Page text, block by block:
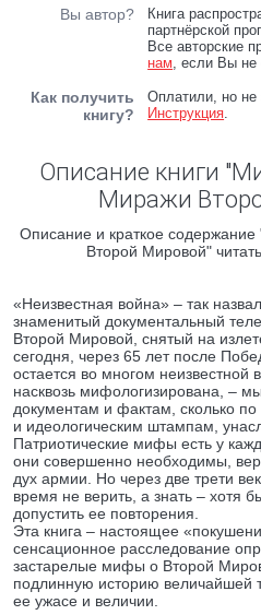
Вы автор?
Книга
партнёрской
Все авторские
нам, если Вы не
Как получить
книгу?
Оплатили, но не
Инструкция.
Описание книги
Миражи
Описание и краткое
Второй Мировой"
«Неизвестная война» – так
знаменитый документальный
Второй Мировой, снятый на
сегодня, через 65 лет после
остается во многом неизвестной
насквозь мифологизирована, –
документам и фактам, сколько
и идеологическим штампам,
Патриотические мифы есть у
они совершенно необходимы,
дух армии. Но через две трети
время не верить, а знать – хотя
допустить ее повторения.
Эта книга – настоящее
сенсационное расследование
застарелые мифы о Второй
подлинную историю величайшей
ее ужасе и величии.